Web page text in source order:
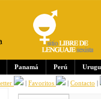
Panamá Perú
| Favoritos | Contacto |